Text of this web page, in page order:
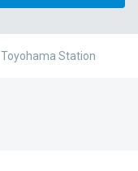
Toyohama Station